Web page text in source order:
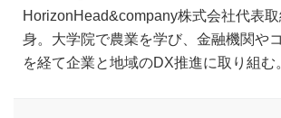
HorizonHead&company株式会社代表
身。大学院で農業を学び、金融機関や
を経て企業と地域のDX推進に取り組む